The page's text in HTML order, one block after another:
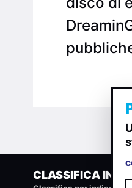
CLASSIFICA INDIE